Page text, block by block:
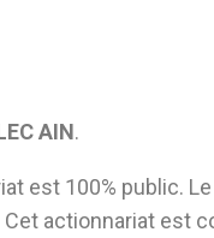
AIN.
est 100% public. Le
Cet actionnariat est